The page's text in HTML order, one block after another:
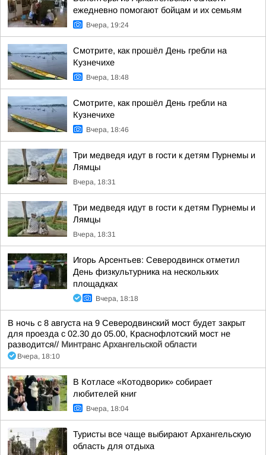
ежедневно помогают бойцам и их семьям
Вчера, 19:24
Смотрите, как прошёл День гребли на
Кузнечихе
Вчера, 18:48
Смотрите, как прошёл День гребли на
Кузнечихе
Вчера, 18:46
Три медведя идут в гости к детям Пурнемы и
Лямцы
Вчера, 18:31
Три медведя идут в гости к детям Пурнемы и
Лямцы
Вчера, 18:31
Игорь Арсентьев: Северодвинск отметил
День физкультурника на нескольких
площадках
Вчера, 18:18
В ночь с 8 августа на 9 Северодвинский мост будет закрыт
для проезда с 02.30 до 05.00, Краснофлотский мост не
разводится// Минтранс Архангельской области
Вчера, 18:10
В Котласе «Котодворик» собирает
любителей книг
Вчера, 18:04
Туристы все чаще выбирают Архангельскую
область для отдыха